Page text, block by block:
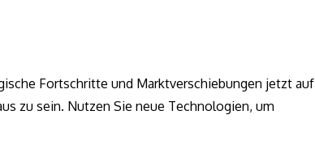
Fortschritte und Marktverschiebungen jetzt auf
zu sein. Nutzen Sie neue Technologien, um